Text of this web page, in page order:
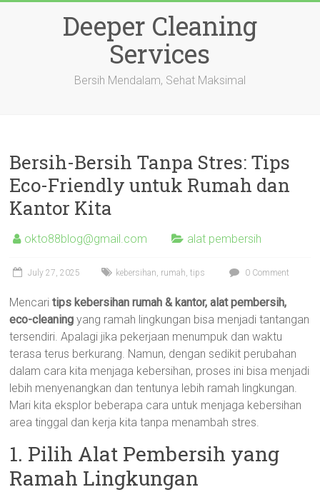
Deeper Cleaning
Services
Bersih Mendalam, Sehat Maksimal
Bersih-Bersih Tanpa Stres: Tips
Eco-Friendly untuk Rumah dan
Kantor Kita
okto88blog@gmail.com alat pembersih
July 27, 2025 kebersihan, rumah,tips 0 Comment
Mencaritips kebersihan rumah & kantor, alat pembersih,
eco-cleaning yang ramah lingkungan bisa menjadi tantangan
tersendiri. Apalagi jika pekerjaan menumpuk dan waktu
terasa terus berkurang. Namun, dengan sedikit perubahan
dalam cara kita menjaga kebersihan, proses ini bisa menjadi
lebih menyenangkan dan tentunya lebih ramah lingkungan.
Mari kita eksplor beberapa cara untuk menjaga kebersihan
area tinggal dan kerja kita tanpa menambah stres.
1. Pilih Alat Pembersih yang
Ramah Lingkungan